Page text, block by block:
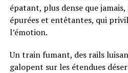
épatant, plus dense que
épurées et entêtantes, qui
l’émotion.
Un train fumant, des rails
galopent sur les étendues